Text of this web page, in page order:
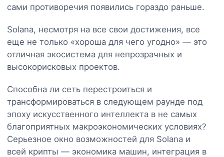
сами противоречия появились гораздо раньше.
Solana, несмотря на все свои достижения, все
еще не только «хороша для чего угодно» — это
отличная экосистема для непрозрачных и
высокорисковых проектов.
Способна ли сеть перестроиться и
трансформироваться в следующем раунде под
эпоху искусственного интеллекта в не самых
благоприятных макроэкономических условиях?
Серьезное окно возможностей для Solana и
всей крипты — экономика машин, интеграция в